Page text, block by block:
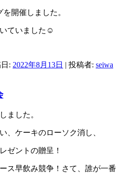
開催しました。
ていました☺
日: 2022年8月13日 投稿者: seiwa
ました。
、ケーキのローソク消し、
ゼントの贈呈！
ス早飲み競争！さて、誰が一番